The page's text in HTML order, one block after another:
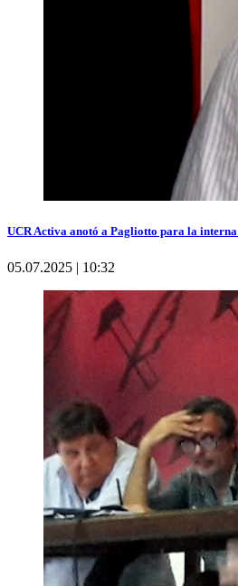
UCR Activa anotó a Pagliotto para la interna
05.07.2025 | 10:32